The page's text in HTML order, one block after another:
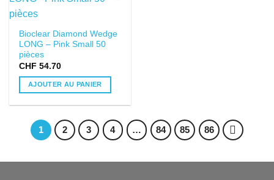
Bioclear Diamond Wedge
LONG – Pink Small 50
pièces
CHF 54.70
AJOUTER AU PANIER
1 2 3 4 … 84 85 86